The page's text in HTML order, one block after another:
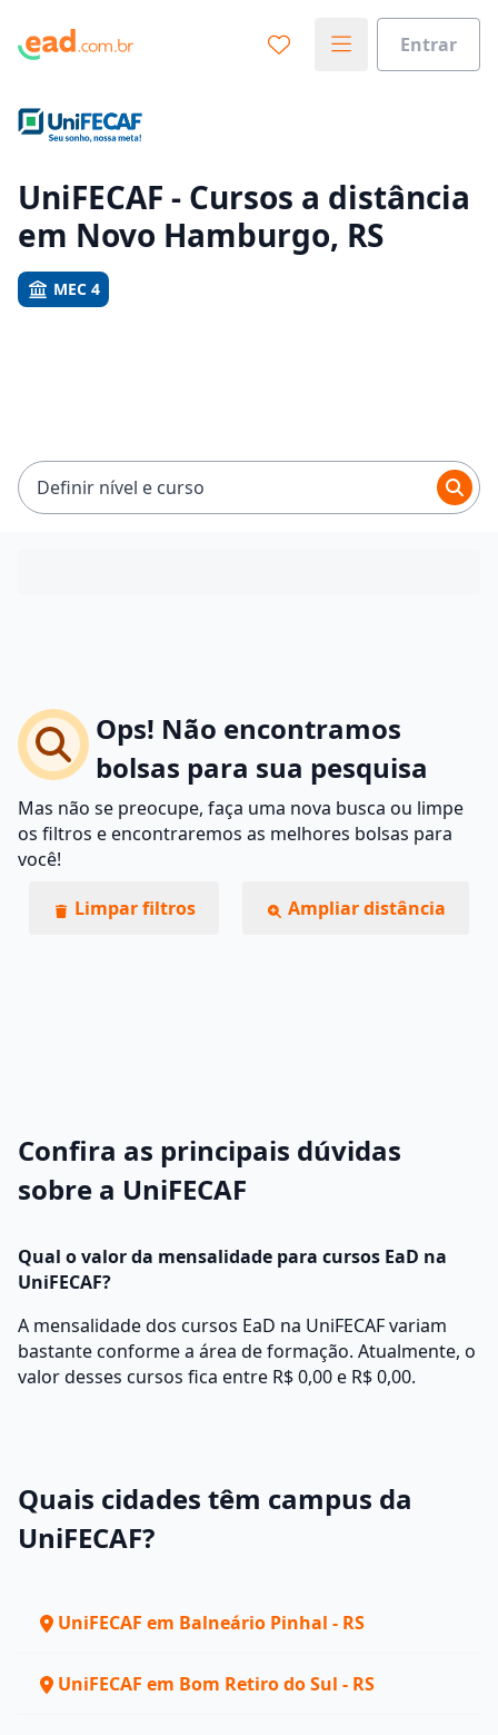
Entrar
Vamos te guiar no caminho ideal para seus estudos
UniFECAF - Cursos a distância
em Novo Hamburgo, RS
MEC 4
Definir nível e curso
Ops! Não encontramos
bolsas para sua pesquisa
Mas não se preocupe, faça uma nova busca ou limpe
os filtros e encontraremos as melhores bolsas para
você!
Limpar filtros
Ampliar distância
Confira as principais dúvidas
sobre a UniFECAF
Qual o valor da mensalidade para cursos EaD na
UniFECAF?
A mensalidade dos cursos EaD na UniFECAF variam
bastante conforme a área de formação. Atualmente, o
valor desses cursos fica entre R$ 0,00 e R$ 0,00.
Quais cidades têm campus da
UniFECAF?
UniFECAF em Balneário Pinhal - RS
UniFECAF em Bom Retiro do Sul - RS